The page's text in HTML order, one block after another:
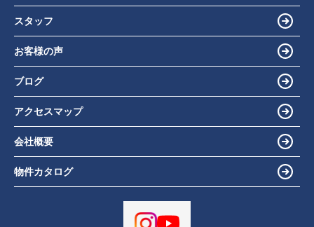
スタッフ
お客様の声
ブログ
アクセスマップ
会社概要
物件カタログ